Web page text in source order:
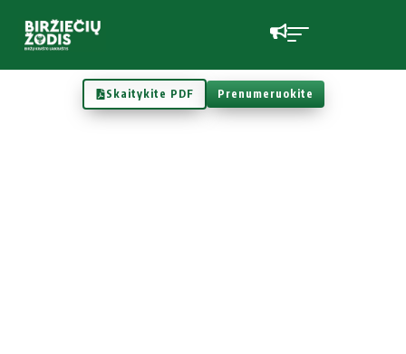
Skaitykite PDF Prenumeruokite